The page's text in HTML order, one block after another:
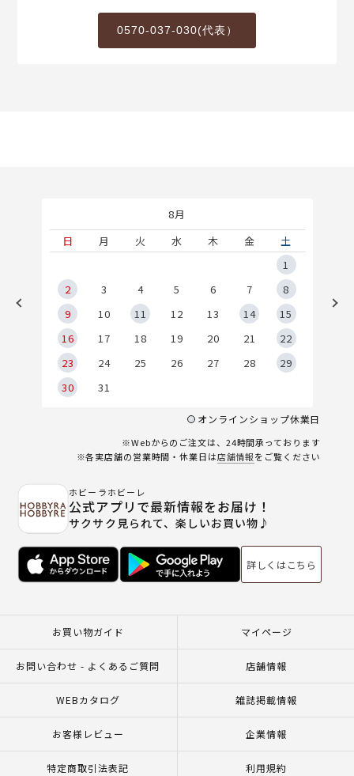
0570-037-030(代表）
8月
日
月 火 水 木 金
土
1
2
3 4 5 6 7
8
9
10 11 12 13 14
15
16
17 18 19 20 21
22
23
24 25 26 27 28
29
30
31
オンラインショップ休業日
※Webからのご注文は、24時間承っております
※各実店舗の営業時間・休業日は店舗情報をご覧ください
ホビーラホビーレ
公式アプリで最新情報をお届け！
サクサク見られて、楽しいお買い物♪
詳しくはこちら
お買い物ガイド マイページ
お問い合わせ - よくあるご質問 店舗情報
WEBカタログ 雑誌掲載情報
お客様レビュー 企業情報
特定商取引法表記 利用規約